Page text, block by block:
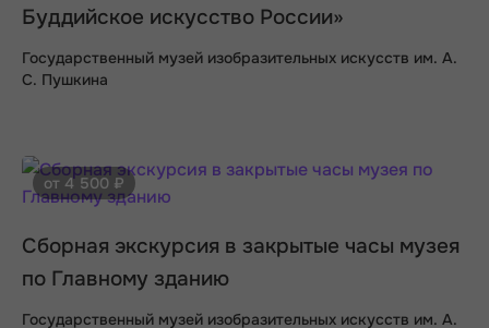
Буддийское искусство России»
Государственный музей изобразительных искусств им. А.
С. Пушкина
от 4 500 ₽
Сборная экскурсия в закрытые часы музея
по Главному зданию
Государственный музей изобразительных искусств им. А.